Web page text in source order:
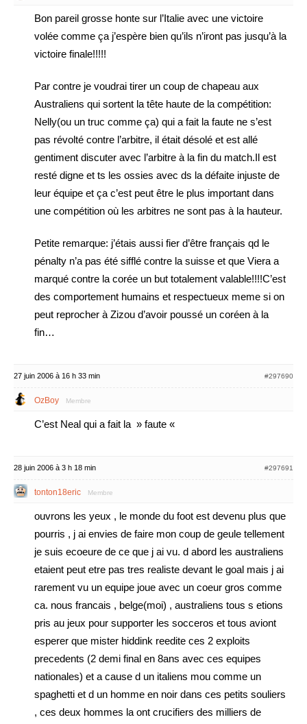
Bon pareil grosse honte sur l’Italie avec une victoire
volée comme ça j’espère bien qu’ils n’iront pas jusqu’à la
victoire finale!!!!!
Par contre je voudrai tirer un coup de chapeau aux
Australiens qui sortent la tête haute de la compétition:
Nelly(ou un truc comme ça) qui a fait la faute ne s’est
pas révolté contre l’arbitre, il était désolé et est allé
gentiment discuter avec l’arbitre à la fin du match.Il est
resté digne et ts les ossies avec ds la défaite injuste de
leur équipe et ça c’est peut être le plus important dans
une compétition où les arbitres ne sont pas à la hauteur.
Petite remarque: j’étais aussi fier d’être français qd le
pénalty n’a pas été sifflé contre la suisse et que Viera a
marqué contre la corée un but totalement valable!!!!C’est
des comportement humains et respectueux meme si on
peut reprocher à Zizou d’avoir poussé un coréen à la
fin…
27 juin 2006 à 16 h 33 min #297690
OzBoy Membre
C’est Neal qui a fait la » faute «
28 juin 2006 à 3 h 18 min #297691
tonton18eric Membre
ouvrons les yeux , le monde du foot est devenu plus que
pourris , j ai envies de faire mon coup de geule tellement
je suis ecoeure de ce que j ai vu. d abord les australiens
etaient peut etre pas tres realiste devant le goal mais j ai
rarement vu un equipe joue avec un coeur gros comme
ca. nous francais , belge(moi) , australiens tous s etions
pris au jeux pour supporter les socceros et tous aviont
esperer que mister hiddink reedite ces 2 exploits
precedents (2 demi final en 8ans avec ces equipes
nationales) et a cause d un italiens mou comme un
spaghetti et d un homme en noir dans ces petits souliers
, ces deux hommes la ont crucifiers des milliers de